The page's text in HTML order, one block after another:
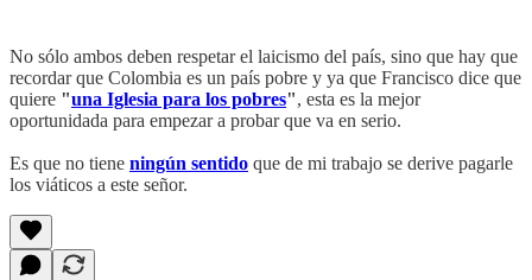
No sólo ambos deben respetar el laicismo del país, sino que hay que
recordar que Colombia es un país pobre y ya que Francisco dice que
quiere "una Iglesia para los pobres", esta es la mejor
oportunidada para empezar a probar que va en serio.
Es que no tiene ningún sentido que de mi trabajo se derive pagarle
los viáticos a este señor.